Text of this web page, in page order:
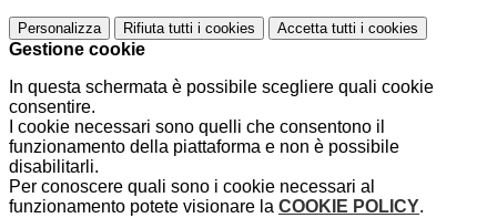
Personalizza Rifiuta tutti i cookies Accetta tutti i cookies
Gestione cookie
In questa schermata è possibile scegliere quali cookie
consentire.
I cookie necessari sono quelli che consentono il
funzionamento della piattaforma e non è possibile
disabilitarli.
Per conoscere quali sono i cookie necessari al
funzionamento potete visionare la COOKIE POLICY.